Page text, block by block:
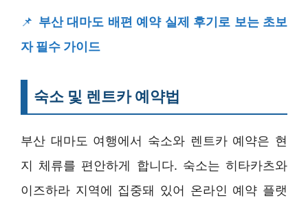
📌 부산 대마도 배편 예약 실제 후기로 보는 초보
자 필수 가이드
숙소 및 렌트카 예약법
부산 대마도 여행에서 숙소와 렌트카 예약은 현
지 체류를 편안하게 합니다. 숙소는 히타카츠와
이즈하라 지역에 집중돼 있어 온라인 예약 플랫